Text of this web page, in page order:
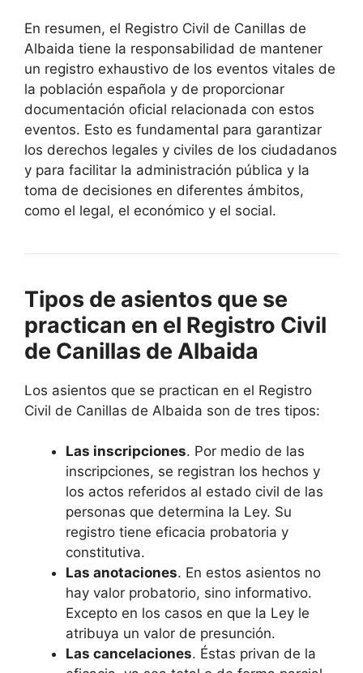
En resumen, el Registro Civil de Canillas de
Albaida tiene la responsabilidad de mantener
un registro exhaustivo de los eventos vitales de
la población española y de proporcionar
documentación oficial relacionada con estos
eventos. Esto es fundamental para garantizar
los derechos legales y civiles de los ciudadanos
y para facilitar la administración pública y la
toma de decisiones en diferentes ámbitos,
como el legal, el económico y el social.
Tipos de asientos que se
practican en el Registro Civil
de Canillas de Albaida
Los asientos que se practican en el Registro
Civil de Canillas de Albaida son de tres tipos:
Las inscripciones. Por medio de las
inscripciones, se registran los hechos y
los actos referidos al estado civil de las
personas que determina la Ley. Su
registro tiene eficacia probatoria y
constitutiva.
Las anotaciones. En estos asientos no
hay valor probatorio, sino informativo.
Excepto en los casos en que la Ley le
atribuya un valor de presunción.
Las cancelaciones. Éstas privan de la